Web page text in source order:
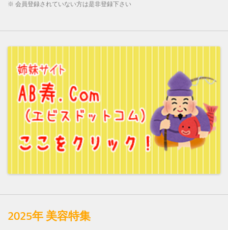
※ 会員登録されていない方は是非登録下さい
2025年 美容特集